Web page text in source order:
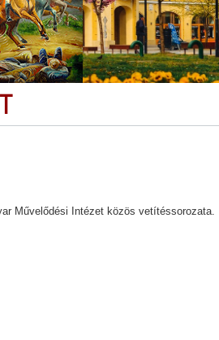
Művelődési Intézet közös vetítéssorozata.